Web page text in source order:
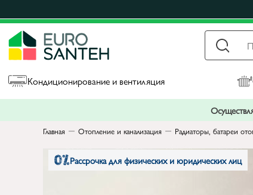
Кондиционирование и вентиляция
Главная Отопление и канализация Радиаторы, батареи
Рассрочка для физических и юридических лиц